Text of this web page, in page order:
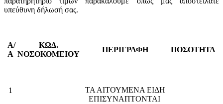
υπεύθυνη δήλωσή σας.
Α/
Α
ΚΩΔ.
ΝΟΣΟΚΟΜΕΙΟΥ
ΠΕΡΙΓΡΑΦΗ ΠΟΣΟΤΗΤΑ
1
ΤΑ ΑΙΤΟΥΜΕΝΑ ΕΙΔΗ
ΕΠΙΣΥΝΑΠΤΟΝΤΑΙ